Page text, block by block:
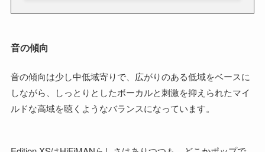
音の傾向
音の傾向は少し中低域寄りで、広がりのある低域をベースに
しながら、しっとりとしたボーカルと刺激を抑えられたマイ
ルドな高域を聴くようなバランスになっています。